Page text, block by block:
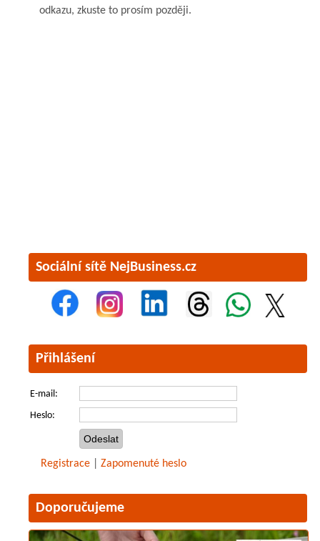
odkazu, zkuste to prosím později.
Sociální sítě NejBusiness.cz
Přihlášení
E-mail:
Heslo:
Registrace Zapomenuté heslo
Doporučujeme